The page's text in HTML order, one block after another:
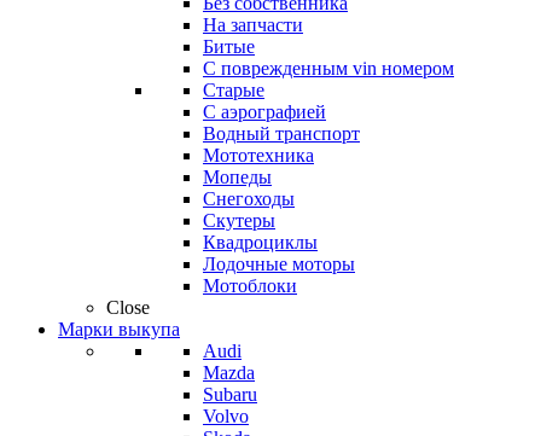
На запчасти
Битые
С поврежденным vin номером
Старые
С аэрографией
Водный транспорт
Мототехника
Мопеды
Снегоходы
Скутеры
Квадроциклы
Лодочные моторы
Мотоблоки
Close
Марки выкупа
Audi
Mazda
Subaru
Volvo